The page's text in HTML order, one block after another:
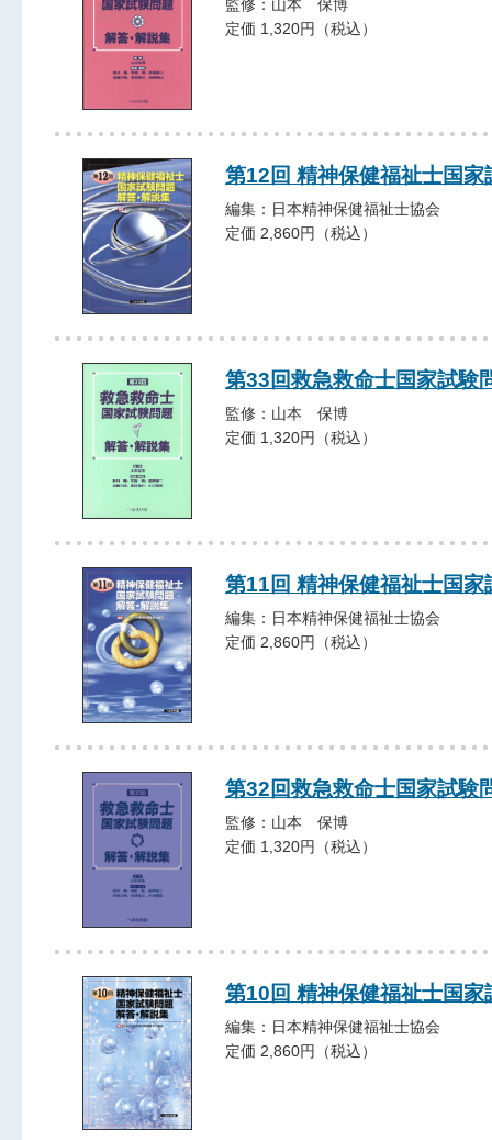
監修：山本 保博
定価 1,320円（税込）
第12回 精神保健福祉士国
編集：日本精神保健福祉士協会
定価 2,860円（税込）
第33回救急救命士国家試験
監修：山本 保博
定価 1,320円（税込）
第11回 精神保健福祉士国
編集：日本精神保健福祉士協会
定価 2,860円（税込）
第32回救急救命士国家試験
監修：山本 保博
定価 1,320円（税込）
第10回 精神保健福祉士国
編集：日本精神保健福祉士協会
定価 2,860円（税込）